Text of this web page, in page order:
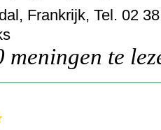
Frankrijk, Tel. 02
meningen te